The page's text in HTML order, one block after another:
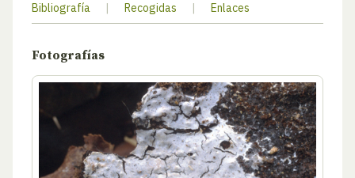
Bibliografía | Recogidas | Enlaces
Fotografías